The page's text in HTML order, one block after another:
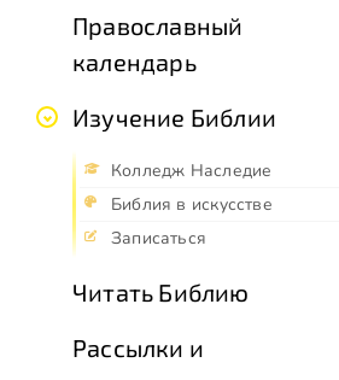
Православный
календарь
Изучение Библии
Колледж Наследие
Библия в искусстве
Записаться
Читать Библию
Рассылки и